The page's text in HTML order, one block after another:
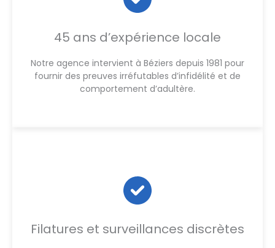
45 ans d’expérience locale
Notre agence intervient à Béziers depuis 1981 pour
fournir des preuves irréfutables d’infidélité et de
comportement d’adultère.
Filatures et surveillances discrètes